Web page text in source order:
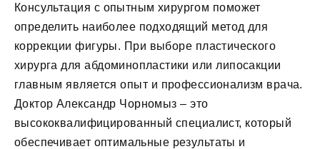
Консультация с опытным хирургом поможет
определить наиболее подходящий метод для
коррекции фигуры. При выборе пластического
хирурга для абдоминопластики или липосакции
главным является опыт и профессионализм врача.
Доктор Александр Чорномыз – это
высококвалифицированный специалист, который
обеспечивает оптимальные результаты и